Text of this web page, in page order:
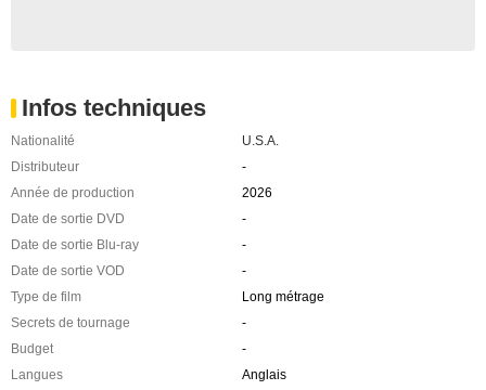
Infos techniques
Nationalité
U.S.A.
Distributeur
-
Année de production
2026
Date de sortie DVD
-
Date de sortie Blu-ray
-
Date de sortie VOD
-
Type de film
Long métrage
Secrets de tournage
-
Budget
-
Langues
Anglais